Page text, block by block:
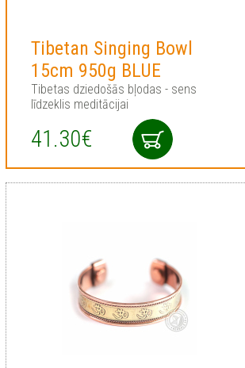
Tibetan Singing Bowl
15cm 950g BLUE
Tibetas dziedošās bļodas - sens
līdzeklis meditācijai
41.30€